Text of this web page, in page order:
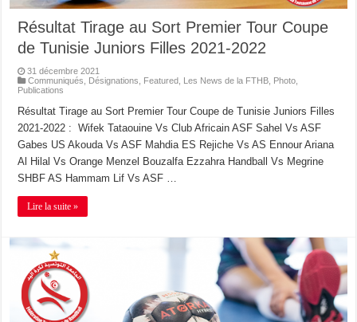
Résultat Tirage au Sort Premier Tour Coupe
de Tunisie Juniors Filles 2021-2022
31 décembre 2021
Communiqués
Désignations Featured Les News de la FTHB Photo
Publications
Résultat Tirage au Sort Premier Tour Coupe de Tunisie Juniors Filles
2021-2022 : Wifek Tataouine Vs Club Africain ASF Sahel Vs ASF
Gabes US Akouda Vs ASF Mahdia ES Rejiche Vs AS Ennour Ariana
Al Hilal Vs Orange Menzel Bouzalfa Ezzahra Handball Vs Megrine
SHBF AS Hammam Lif Vs ASF …
Lire la suite »